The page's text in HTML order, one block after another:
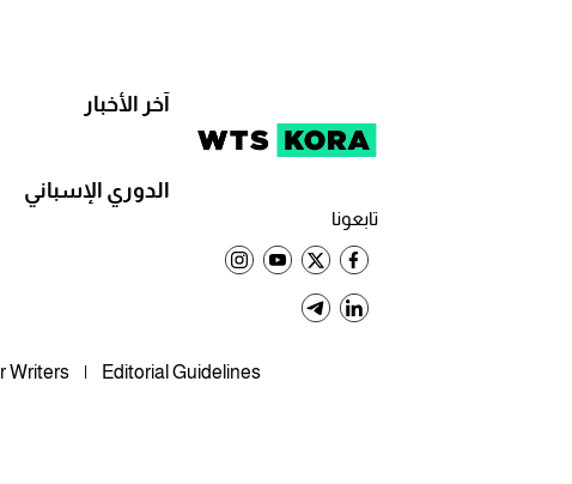
تابعونا
آخر الأخبار
الدوري الإسباني
Editorial Guidelines
Writers